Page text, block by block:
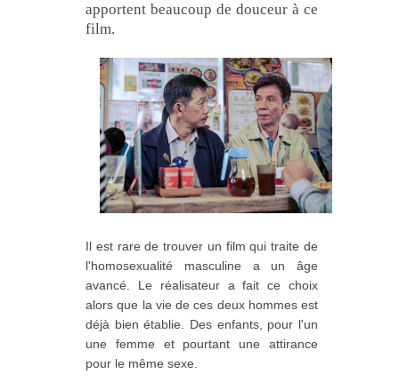
apportent beaucoup de douceur à ce
film.
Il est rare de trouver un film qui traite de
l'homosexualité masculine a un âge
avancé. Le réalisateur a fait ce choix
alors que la vie de ces deux hommes est
déjà bien établie. Des enfants, pour l'un
une femme et pourtant une attirance
pour le même sexe.